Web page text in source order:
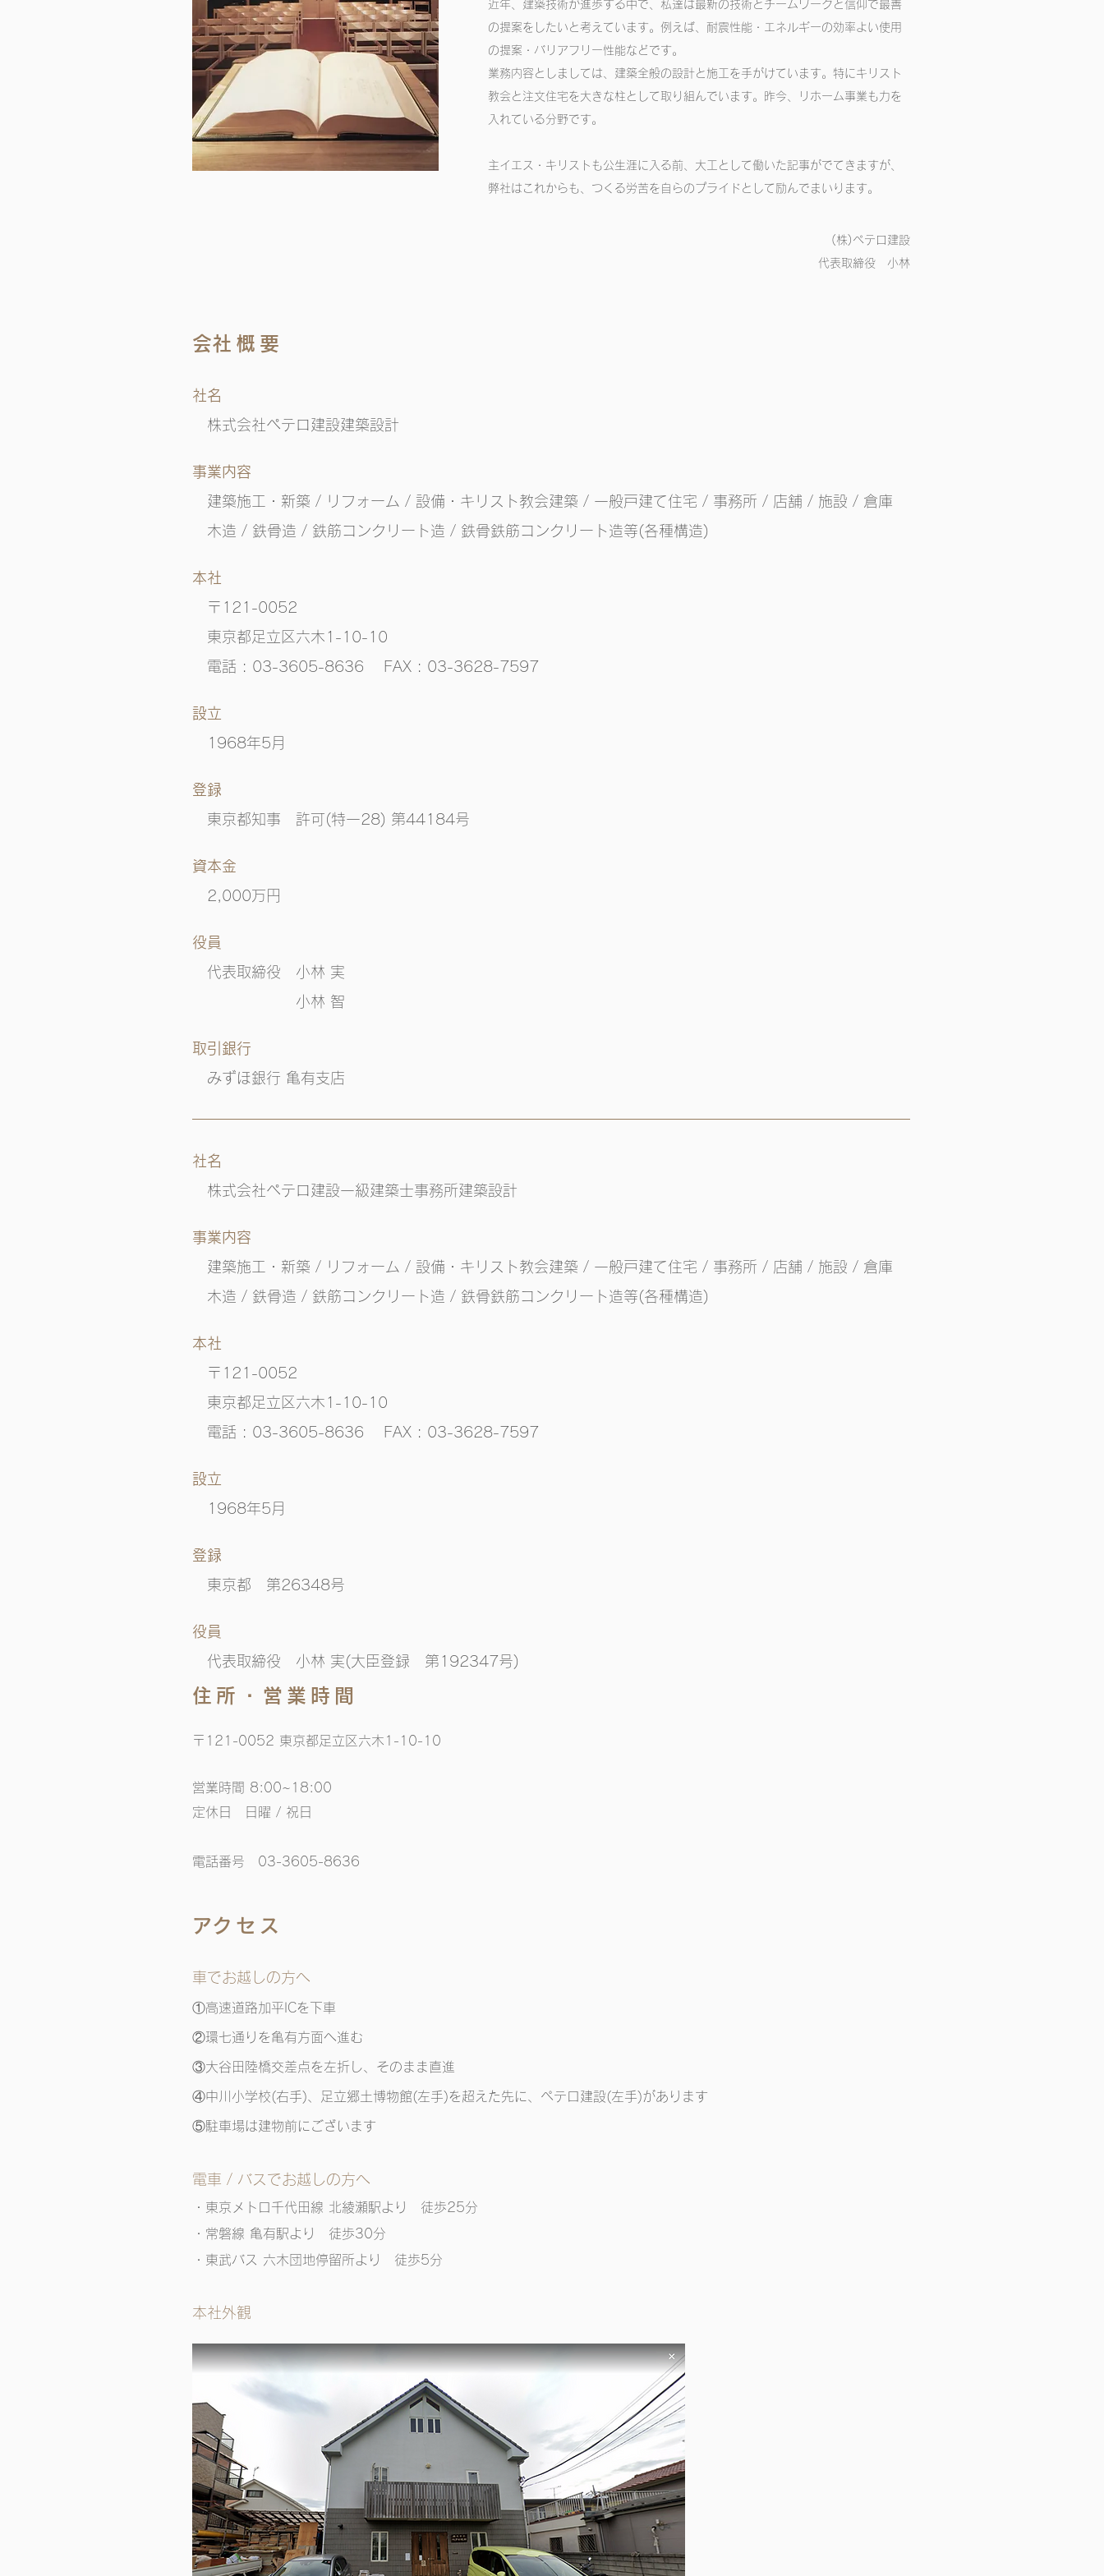
近年、建築技術が進歩する中で、私達は最新の技術とチームワークと信仰で最善
の提案をしたいと考えています。例えば、耐震性能・エネルギーの効率よい使用
の提案・バリアフリー性能などです。
業務内容としましては、建築全般の設計と施工を手がけています。特にキリスト
教会と注文住宅を大きな柱として取り組んでいます。昨今、リホーム事業も力を
入れている分野です。
主イエス・キリストも公生涯に入る前、大工として働いた記事がでてきますが、
弊社はこれからも、つくる労苦を自らのプライドとして励んでまいります。
(株)ペテロ建設
​代表取締役 小林
​会社概要
社名
株式会社ペテロ建設建築設計
事業内容
建築施工 ・新築 / リフォーム / 設備 ・キリスト教会建築 / 一般戸建て住宅 / 事務所 / 店舗 / 施設 / 倉庫
木造 / 鉄骨造 / 鉄筋コンクリート造 / 鉄骨鉄筋コンクリート造等(各種構造)
本社
〒121-0052
東京都足立区六木1-10-10
電話 : 03-3605-8636
FAX : 03-3628-7597
​設立
1968年5月
登録
東京都知事 許可(特一28) 第44184号
​資本金
2,000万円
​役員
代表取締役 小林 実
小林 智
​取引銀行
みずほ銀行 亀有支店
​社名
​株式会社ペテロ建設一級建築士事務所建築設計
事業内容
建築施工 ・新築 / リフォーム / 設備 ・キリスト教会建築 / 一般戸建て住宅 / 事務所 / 店舗 / 施設 / 倉庫
木造 / 鉄骨造 / 鉄筋コンクリート造 / 鉄骨鉄筋コンクリート造等(各種構造)
本社
〒121-0052
東京都足立区六木1-10-10
電話 : 03-3605-8636
FAX : 03-3628-7597
​設立
1968年5月
​登録
​東京都 第26348号
​役員
代表取締役 小林 実(大臣登録 第192347号)
住所・営業時間
〒121-0052 東京都足立区六木1-10-10
営業時間 8:00~18:00
定休日 日曜 / 祝日
電話番号 03-3605-8636
​アクセス
車でお越しの方へ
①高速道路加平ICを下車
②環七通りを亀有方面へ進む
③大谷田陸橋交差点を左折し、そのまま直進
④中川小学校(右手)、足立郷土博物館(左手)を超えた先に、ペテロ建設(左手)があります
⑤駐車場は建物前にございます
電車 / バスでお越しの方へ
・東京メトロ千代田線 北綾瀬駅より 徒歩25分
・常磐線 亀有駅より 徒歩30分
・ ​東武バス 六木団地停留所より 徒歩5分
本社外観